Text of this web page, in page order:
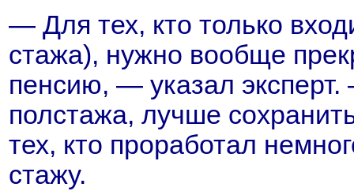
— Для тех, кто только
стажа), нужно вообще
пенсию, — указал
полстажа, лучше
тех, кто проработал
стажу.